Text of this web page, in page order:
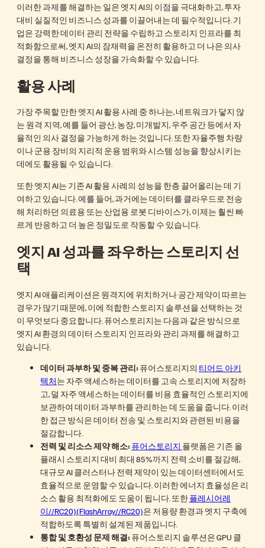
이러한 과제를 해결하는 일은 엣지 AI의 이점을 극대화하고, 투자
대비 실질적인 비즈니스 성과를 이끌어내는 데 필수적입니다. 기
업은 강력한 데이터 관리 전략을 수립하고 스토리지 인프라를 최
적화함으로써, 엣지 AI의 잠재력을 온전히 활용하고 더 나은 의사
결정을 통해 비즈니스 성장을 가속화할 수 있습니다.
활용 사례
가장 주목할 만한 엣지 AI 활용 사례 중 하나는, 네트워크가 닿지 않
는 원격 지역, 예를 들어 광산, 농장, 미개발지, 우주 공간 등에서 자
율적인 의사 결정을 가능하게 하는 것입니다. 또한 자율주행 차량
이나 군용 장비의 지리적 운용 범위와 시스템 성능을 향상시키는
데에도 활용될 수 있습니다.
또한 엣지 AI는 기존 AI 활용 사례의 성능을 한층 끌어올리는 데 기
여하고 있습니다. 예를 들어, 과거에는 데이터를 클라우드로 전송
해 처리하던 의료용 또는 산업용 로봇 디바이스가, 이제는 훨씬 빠
르게 반응하고 더 높은 정밀도로 작동할 수 있습니다.
엣지 AI 성과를 좌우하는 스토리지 선
택
엣지 AI 애플리케이션은 원격지에 위치하거나 공간 제약이 따르는
경우가 많기 때문에, 이에 적합한 스토리지 솔루션을 선택하는 것
이 무엇보다 중요합니다. 퓨어스토리지는 다음과 같은 방식으로
엣지 AI 환경의 데이터 스토리지 인프라와 관리 과제를 해결하고
있습니다.
데이터 과부하 및 중복 관리: 퓨어스토리지의 티어드 아키
텍처는 자주 액세스하는 데이터를 고속 스토리지에 저장하
고, 덜 자주 액세스하는 데이터를 비용 효율적인 스토리지에
보관하여 데이터 과부하를 관리하는 데 도움을 줍니다. 이러
한 접근 방식은 데이터 전송 및 스토리지와 관련된 비용을
절감합니다.
전력 및 리소스 제약 해소: 퓨어스토리지 플랫폼은 기존 올
플래시 스토리지 대비 최대 85%까지 전력 소비를 절감해,
대규모 AI 클러스터나 전력 제약이 있는 데이터센터에서도
효율적으로 운영할 수 있습니다. 이러한 에너지 효율성은 리
소스 활용 최적화에도 도움이 됩니다. 또한플레시어레
이//RC20)(FlashArray//RC20)은 저용량 환경과 엣지 구축에
적합하도록 특별히 설계된 제품입니다.
통합 및 호환성 문제 해결: 퓨어스토리지 솔루션은 GPU 클